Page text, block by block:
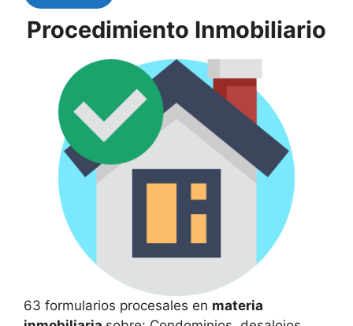
Procedimiento Inmobiliario
63 formularios procesales en materia